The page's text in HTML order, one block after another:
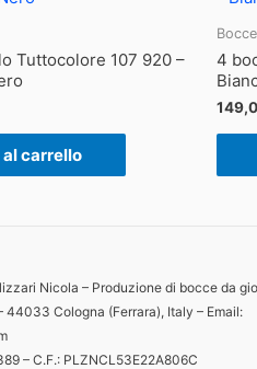
Tuttocolore 107 920 –
carrello
Bocce
4
Nicola – Produzione di bocce da
44033 Cologna (Ferrara), Italy – Email:
– C.F.: PLZNCL53E22A806C